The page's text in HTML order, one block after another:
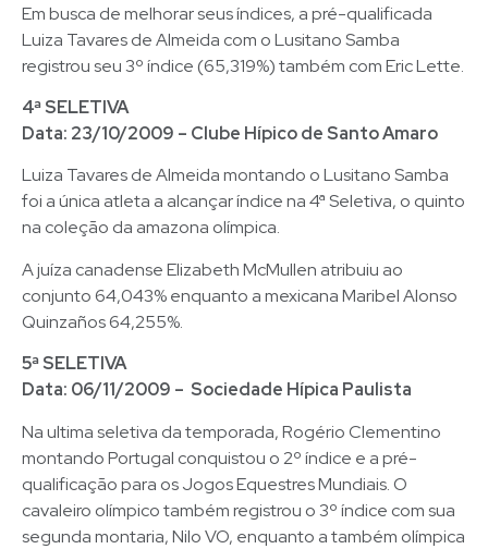
Em busca de melhorar seus índices, a pré-qualificada
Luiza Tavares de Almeida com o Lusitano Samba
registrou seu 3º índice (65,319%) também com Eric Lette.
4ª SELETIVA
Data: 23/10/2009 – Clube Hípico de Santo Amaro
Luiza Tavares de Almeida montando o Lusitano Samba
foi a única atleta a alcançar índice na 4ª Seletiva, o quinto
na coleção da amazona olímpica.
A juíza canadense Elizabeth McMullen atribuiu ao
conjunto 64,043% enquanto a mexicana Maribel Alonso
Quinzaños 64,255%.
5ª SELETIVA
Data: 06/11/2009 – Sociedade Hípica Paulista
Na ultima seletiva da temporada, Rogério Clementino
montando Portugal conquistou o 2º índice e a pré-
qualificação para os Jogos Equestres Mundiais. O
cavaleiro olímpico também registrou o 3º índice com sua
segunda montaria, Nilo VO, enquanto a também olímpica